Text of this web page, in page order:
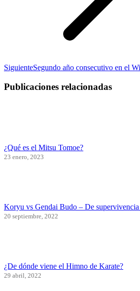
SiguientePublicación
Segundo año consecutivo en el
Publicaciones relacionadas
¿Qué es el Mitsu Tomoe?
23 enero, 2023
Koryu vs Gendai Budo – De
20 septiembre, 2022
¿De dónde viene el Himno de Karate?
29 abril, 2022